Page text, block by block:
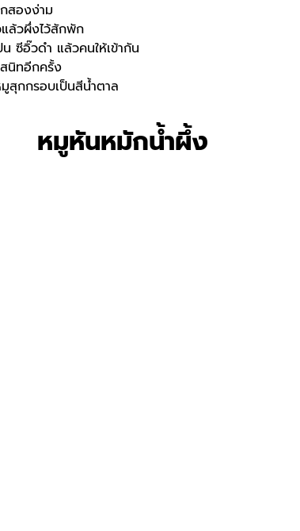
สองง่าม
ล้วผึ่งไว้สักพัก
ซีอิ๊วดำ แล้วคนให้เข้ากัน
นิทอีกครั้ง
สุกกรอบเป็นสีน้ำตาล
หมูหันหมักน้ำผึ้ง